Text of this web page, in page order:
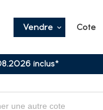
Vendre Cote
inclus*